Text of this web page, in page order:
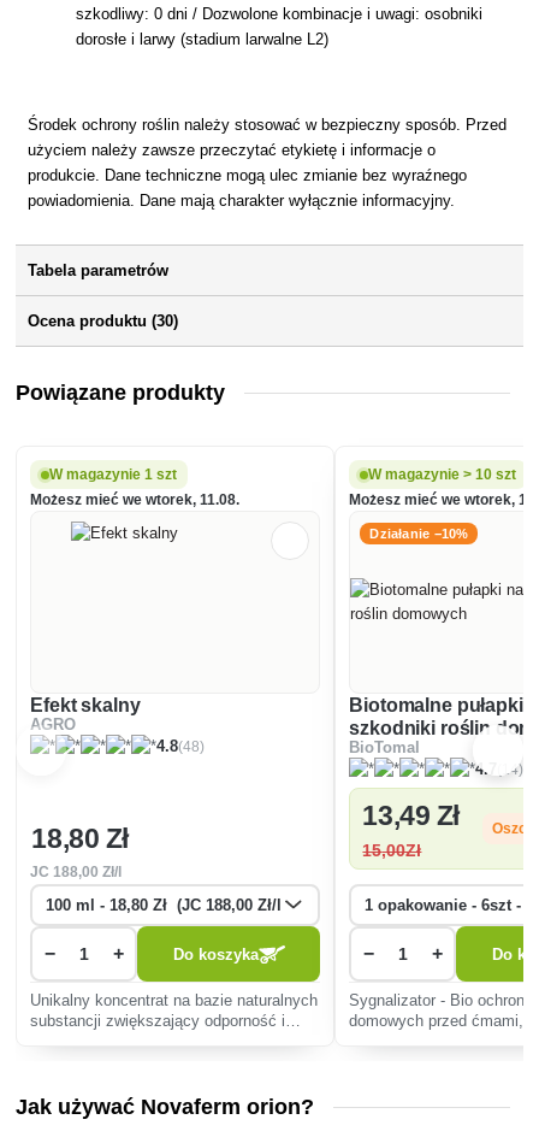
szkodliwy: 0 dni / Dozwolone kombinacje i uwagi: osobniki
dorosłe i larwy (stadium larwalne L2)
Środek ochrony roślin należy stosować w bezpieczny sposób. Przed
użyciem należy zawsze przeczytać etykietę i informacje o
produkcie. Dane techniczne mogą ulec zmianie bez wyraźnego
powiadomienia. Dane mają charakter wyłącznie informacyjny.
Tabela parametrów
Ocena produktu (30)
Powiązane produkty
W magazynie 1 szt
Możesz mieć we wtorek, 11.08.
Efekt skalny
AGRO
4.8(48)
18,80 Zł
JC188,00 Zł/l
− + Do koszyka
Unikalny koncentrat na bazie naturalnych
substancji zwiększający odporność i
W magazynie > 10 szt
Możesz mieć we wtorek,
Działanie −10%
Biotomalne pułapki
szkodniki roślin
BioTomal
4.7
(14)
13,49 Zł
15,00Zł
− + Do
Sygnalizator - Bio ochrona
domowych przed ćmami,
Jak używać Novaferm orion?